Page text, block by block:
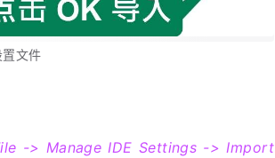
文件
-> Manage IDE Settings -> Import